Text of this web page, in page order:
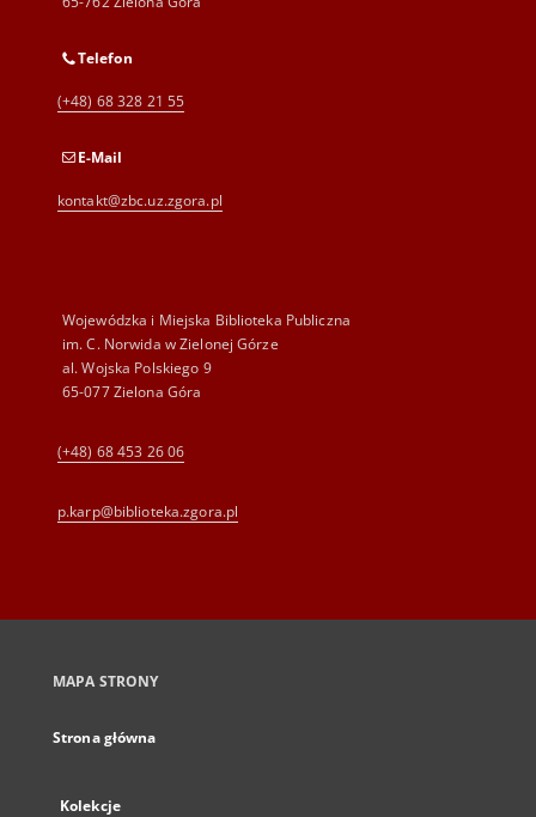
Telefon
(+48) 68 328 21 55
E-Mail
kontakt@zbc.uz.zgora.pl
Wojewódzka i Miejska Biblioteka Publiczna
im. C. Norwida w Zielonej Górze
al. Wojska Polskiego 9
65-077 Zielona Góra
(+48) 68 453 26 06
p.karp@biblioteka.zgora.pl
MAPA STRONY
Strona główna
Kolekcje